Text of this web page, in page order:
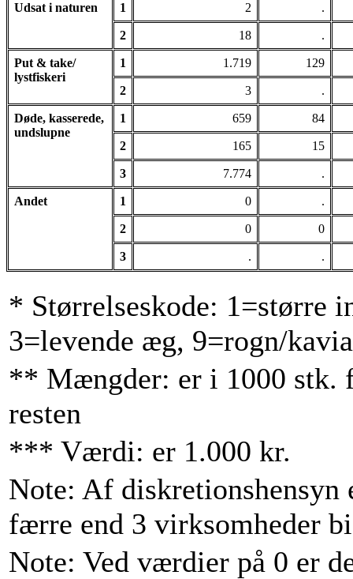
Udsat i naturen 1 2 .
2 18 .
Put & take/
lystfiskeri
1 1.719 129
2 3 .
Døde, kasserede,
undslupne
1 659 84
2 165 15
3 7.774 .
Andet 1 0 .
2 0 0
3 . .
* Størrelseskode: 1=større
3=levende æg, 9=rogn/
** Mængder: er i 1000 stk.
resten
*** Værdi: er 1.000 kr.
Note: Af
færre end 3 virksomheder
Note: Ved værdier på 0 er